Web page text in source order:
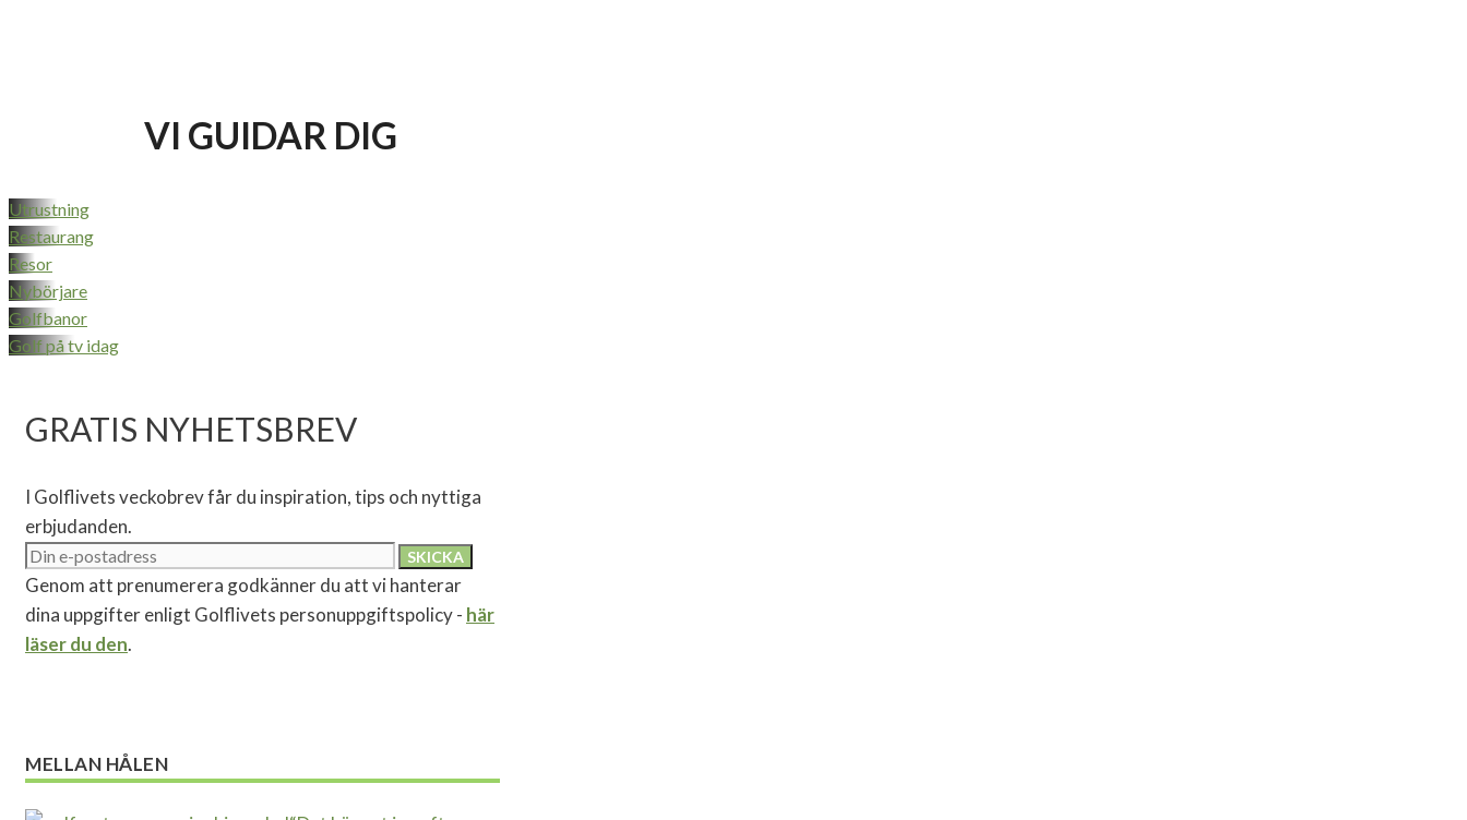
VI GUIDAR DIG
Utrustning
Restaurang
Resor
Nybörjare
Golfbanor
Golf på tv idag
GRATIS NYHETSBREV
I Golflivets veckobrev får du inspiration, tips och nyttiga
erbjudanden.
Genom att prenumerera godkänner du att vi hanterar
dina uppgifter enligt Golflivets personuppgiftspolicy - här
läser du den.
MELLAN HÅLEN